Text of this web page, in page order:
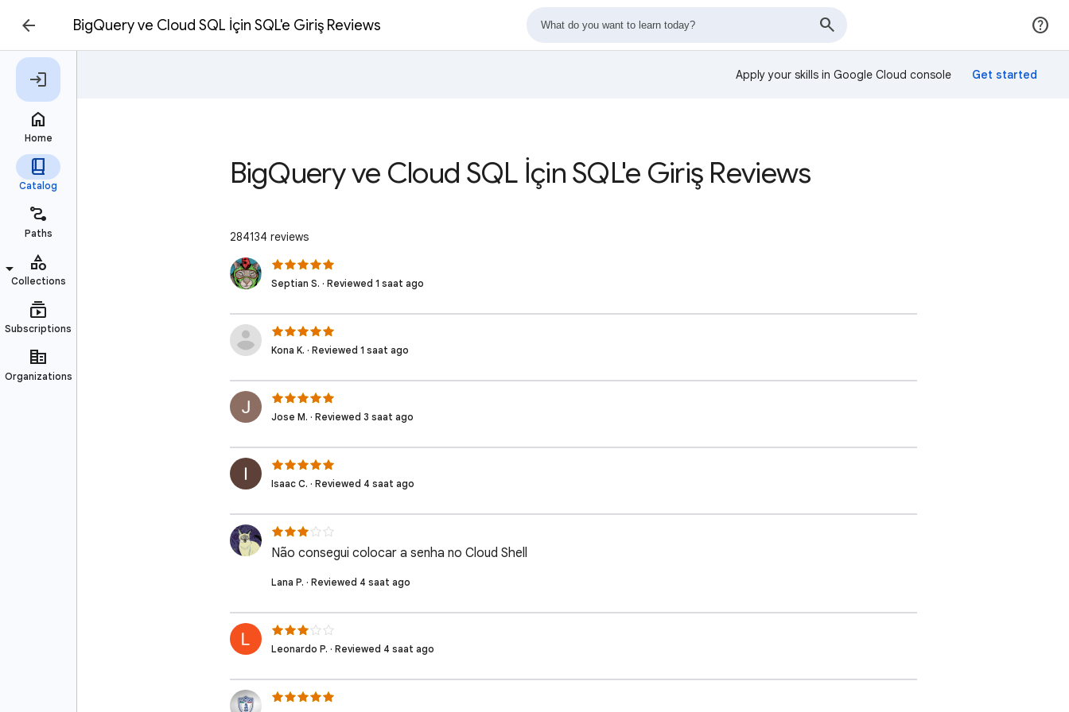
BigQuery ve Cloud SQL İçin SQL'e Giriş Reviews
Apply your skills in Google Cloud console
BigQuery ve Cloud SQL İçin SQL'e Giriş Reviews
284134 reviews
Septian S. · Reviewed 1 saat ago
Kona K. · Reviewed 1 saat ago
Jose M. · Reviewed 3 saat ago
Isaac C. · Reviewed 4 saat ago
Não consegui colocar a senha no Cloud Shell
Lana P. · Reviewed 4 saat ago
Leonardo P. · Reviewed 4 saat ago